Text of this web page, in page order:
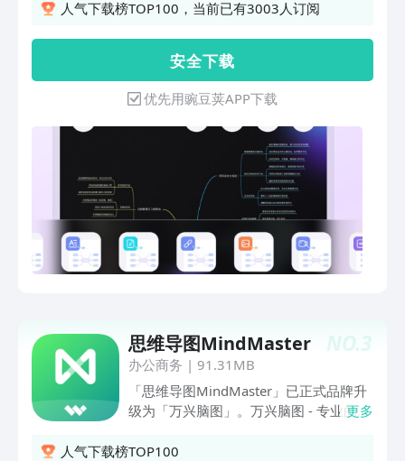
能，让你能在手机、电脑、平板以及网页
效完成知识的记录、整理、分享、多人共
创和云端储存，完美适用于读书笔记、项
目规划、会议纪要、小说大纲、生活日
记、日程规划以及头脑风暴等，为你的创
新思考提供无限可能。【软件特色】#AI
智能生成脑图#GitMind支持AI智能生成
思维导图，只需要打开智能助手，输入主
题，点击“生成”，即可通过AI快速生成完
整的思维导图。#智能对话助手#除了智
能生成脑图，GitMind的智能助手，具有
强大的语言理解和输出能力，日常用来写
报告、写方案、写代码以及做翻译等，它
随手画画，随时随地，想写就写，想画就
画。提供多种画笔和图形，可一键分享或
者导出图片。#灵感流淌#提供个人灵感
收集与群智涌现的空间。无论是日常的奇
思妙想，还是围绕主题的群体思考，都能
在这里碰撞出更有价值的想法。#思想星
人气下载榜TOP100，当前已有3003人订阅
安 全 下 载
优先用豌豆荚APP下载
NO.3
思维导图MindMaster
办公商务 | 91.31MB
「思维导图MindMaster」已正式品牌升
级为「万兴脑图」。万兴脑图 - 专业的AI
内置100万+模板，可以一键套用，快速
更多
人气下载榜TOP100